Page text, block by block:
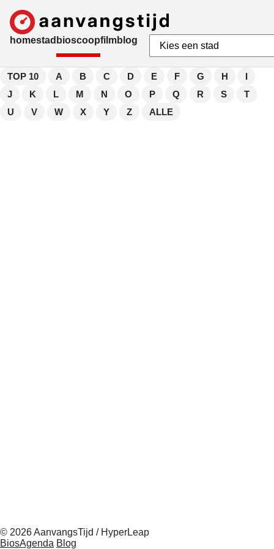
homestad bioscoopfilmblog
TOP 10 A B C D E F G H
I
J
K L M N O P Q R S
T
U
V W X Y Z ALLE
© 2026 AanvangsTijd / HyperLeap
BiosAgenda Blog